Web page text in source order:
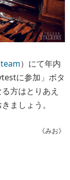
）にて年内
に参加」ボタ
方はとりあえ
ましょう。
《みお》